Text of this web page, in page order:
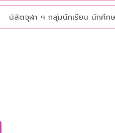
นิสิตจุฬา ฯ กลุ่มนักเรียน นักศึกษ